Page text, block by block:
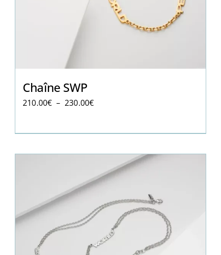
Chaîne SWP
210.00€ – 230.00€Plage
à
230.00€